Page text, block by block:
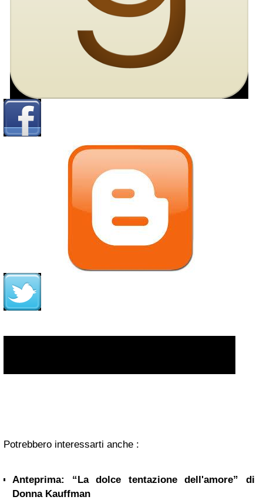
Potrebbero interessarti anche :
Anteprima: “La dolce tentazione dell'amore” di
Donna Kauffman